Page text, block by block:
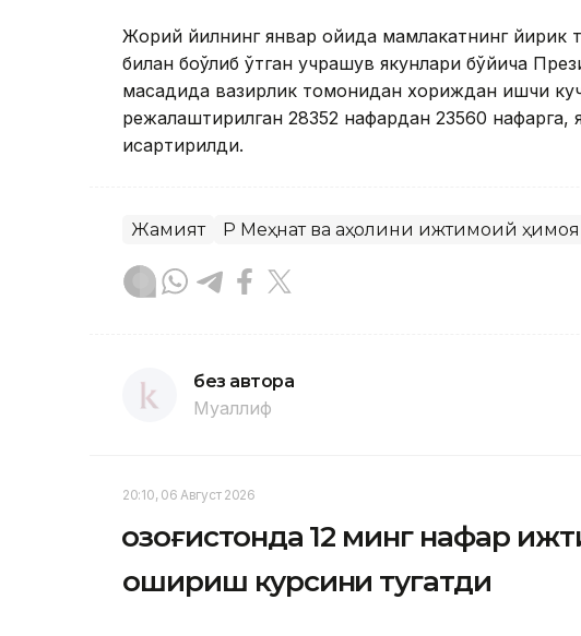
Жорий йилнинг январ ойида мамлакатнинг йирик
билан боўлиб ўтган учрашув якунлари бўйича
мақсадида вазирлик томонидан хориждан ишчи
режалаштирилган 28352 нафардан 23560 нафарга,
қисқартирилди.
Жамият ҚР Меҳнат ва аҳолини ижтимоий
без автора
Муаллиф
20:10, 06 Август 2026
Қозоғистонда 12 минг нафар
ошириш курсини тугатди